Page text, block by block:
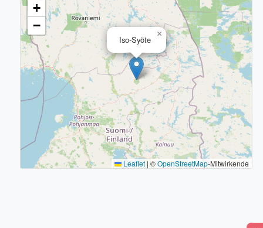
Iso-Syöte
×
+
−
Leaflet | ©OpenStreetMap-Mitwirkende